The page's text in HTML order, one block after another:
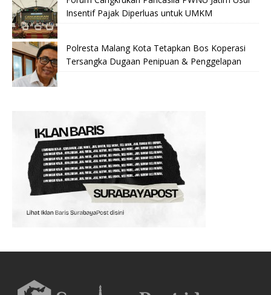
Insentif Pajak Diperluas untuk UMKM
Polresta Malang Kota Tetapkan Bos Koperasi
Tersangka Dugaan Penipuan & Penggelapan